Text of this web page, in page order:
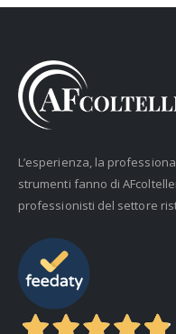
L’esperienza, la
strumenti fanno di
professionisti del settore